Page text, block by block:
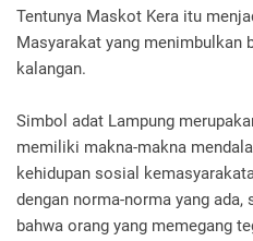
Tentunya Maskot Kera itu
Masyarakat yang menimbulkan
kalangan.
Simbol adat Lampung
memiliki makna-makna
kehidupan sosial
dengan norma-norma yang
bahwa orang yang memegang